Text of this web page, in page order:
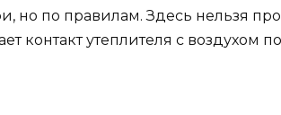
но по правилам. Здесь нельзя
контакт утеплителя с воздухом